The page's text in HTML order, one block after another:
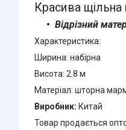
Красива
Відрізний
Характеристика:
Ширина: набірна
Висота: 2.8 м
Матеріал: шторна
Виробник: Китай
Товар продається